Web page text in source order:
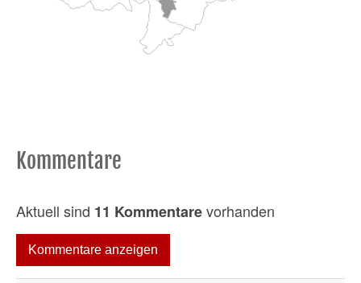
Kommentare
Aktuell sind 11 Kommentarevorhanden
Kommentare anzeigen